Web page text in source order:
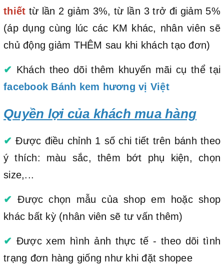
thiết từ lần 2 giảm 3%, từ lần 3 trở đi giảm 5%
(áp dụng cùng lúc các KM khác, nhân viên sẽ
chủ động giảm THÊM sau khi khách tạo đơn)
✔ Khách theo dõi thêm khuyến mãi cụ thể tại
facebook Bánh kem hương vị Việt
Quyền lợi của khách mua hàng
✔ Được điều chỉnh 1 số chi tiết trên bánh theo
ý thích: màu sắc, thêm bớt phụ kiện, chọn
size,...
✔ Được chọn mẫu của shop em hoặc shop
khác bất kỳ (nhân viên sẽ tư vấn thêm)
✔ Được xem hình ảnh thực tế - theo dõi tình
trạng đơn hàng giống như khi đặt shopee